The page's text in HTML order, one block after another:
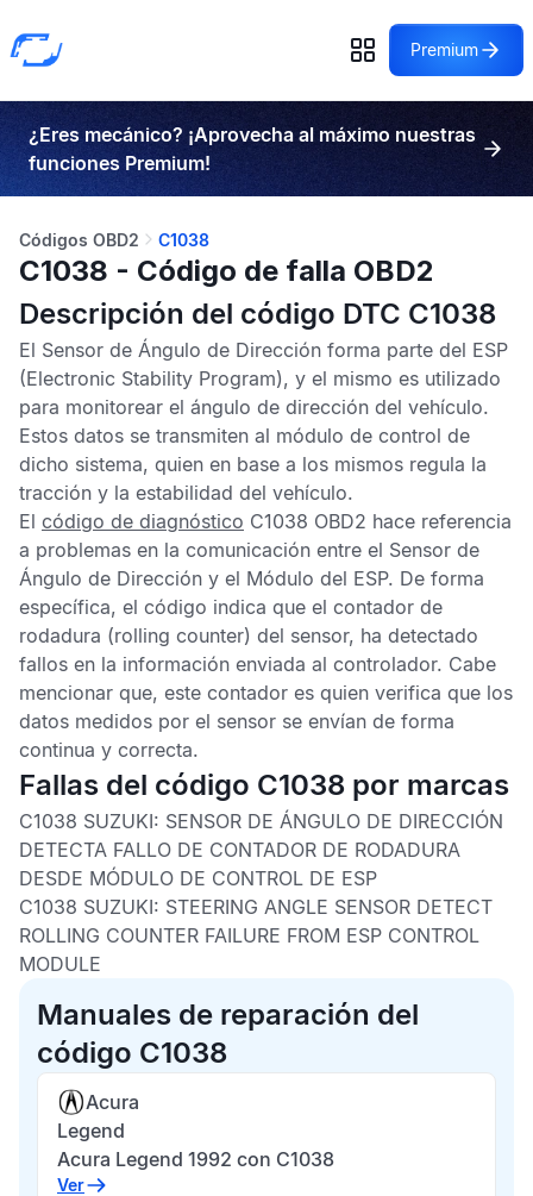
Premium
¿Eres mecánico? ¡Aprovecha al máximo nuestras
funciones Premium!
Códigos OBD2 C1038
C1038 - Código de falla OBD2
Descripción del código DTC C1038
El Sensor de Ángulo de Dirección forma parte del ESP
(Electronic Stability Program), y el mismo es utilizado
para monitorear el ángulo de dirección del vehículo.
Estos datos se transmiten al módulo de control de
dicho sistema, quien en base a los mismos regula la
tracción y la estabilidad del vehículo.
El código de diagnóstico C1038 OBD2 hace referencia
a problemas en la comunicación entre el Sensor de
Ángulo de Dirección y el Módulo del ESP. De forma
específica, el código indica que el contador de
rodadura (rolling counter) del sensor, ha detectado
fallos en la información enviada al controlador. Cabe
mencionar que, este contador es quien verifica que los
datos medidos por el sensor se envían de forma
continua y correcta.
Fallas del código C1038 por marcas
C1038 SUZUKI: SENSOR DE ÁNGULO DE DIRECCIÓN
DETECTA FALLO DE CONTADOR DE RODADURA
DESDE MÓDULO DE CONTROL DE ESP
C1038 SUZUKI: STEERING ANGLE SENSOR DETECT
ROLLING COUNTER FAILURE FROM ESP CONTROL
MODULE
Manuales de reparación del
código C1038
Acura
Legend
Acura Legend 1992 con C1038
Ver